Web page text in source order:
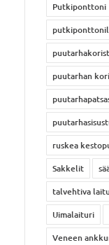
Putkiponttoni
puutarhan
ruskea
Sakkelit
talvehtiva
Uimalaituri
Veneen